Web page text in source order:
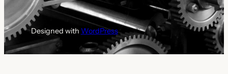
Designed with WordPress